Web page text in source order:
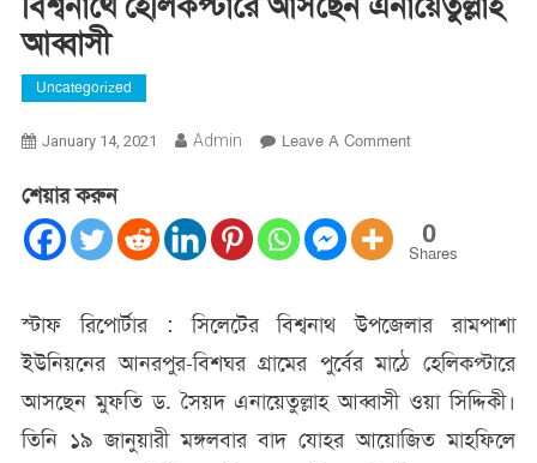
আব্বাসী
Uncategorized
January 14, 2021 Admin Leave A CommentOn
আসছেন
এনায়েতুল্লাহ
শেয়ার করুন
0
Shares
স্টাফ রিপোর্টার : সিলেটের বিশ্বনাথ উপজেলার রামপাশা
ইউনিয়নের আনরপুর-বিশঘর গ্রামের পুর্বের মাঠে হেলিকপ্টারে
আসছেন মুফতি ড. সৈয়দ এনায়েতুল্লাহ আব্বাসী ওয়া সিদ্দিকী।
তিনি ১৯ জানুয়ারী মঙ্গলবার বাদ যোহর আয়োজিত মাহফিলে